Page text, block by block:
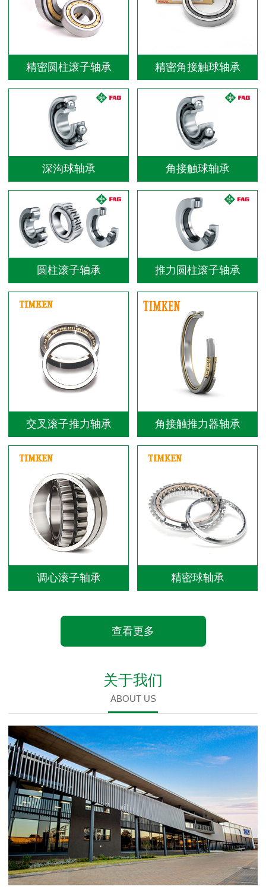
精密圆柱滚子轴承 精密角接触球轴承
深沟球轴承 角接触球轴承
圆柱滚子轴承 推力圆柱滚子轴承
交叉滚子推力轴承 角接触推力器轴承
调心滚子轴承 精密球轴承
查看更多
关于我们
ABOUT US